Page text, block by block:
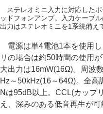
ステレオミニ入力に対応した
ッドフォンアンプ。入力ケーブル
出力はステレオミニを1系統備え
電源は単4電池1本を使用し
リの場合は約50時間の使用
大出力は16mW(16Ω)。周波
Hz～50kHz(16～64Ω)。全高
Nは95dB以上。CCL(カップ
え、深みのある低音再生が可